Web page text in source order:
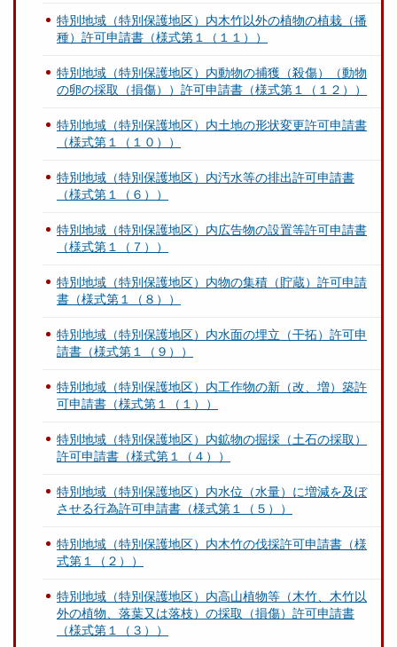
特別地域（特別保護地区）内木竹以外の植物の植栽（播
種）許可申請書（様式第１（１１））
特別地域（特別保護地区）内動物の捕獲（殺傷）（動物
の卵の採取（損傷））許可申請書（様式第１（１２））
特別地域（特別保護地区）内土地の形状変更許可申請書
（様式第１（１０））
特別地域（特別保護地区）内汚水等の排出許可申請書
（様式第１（６））
特別地域（特別保護地区）内広告物の設置等許可申請書
（様式第１（７））
特別地域（特別保護地区）内物の集積（貯蔵）許可申請
書（様式第１（８））
特別地域（特別保護地区）内水面の埋立（干拓）許可申
請書（様式第１（９））
特別地域（特別保護地区）内工作物の新（改、増）築許
可申請書（様式第１（１））
特別地域（特別保護地区）内鉱物の掘採（土石の採取）
許可申請書（様式第１（４））
特別地域（特別保護地区）内水位（水量）に増減を及ぼ
させる行為許可申請書（様式第１（５））
特別地域（特別保護地区）内木竹の伐採許可申請書（様
式第１（２））
特別地域（特別保護地区）内高山植物等（木竹、木竹以
外の植物、落葉又は落枝）の採取（損傷）許可申請書
（様式第１（３））